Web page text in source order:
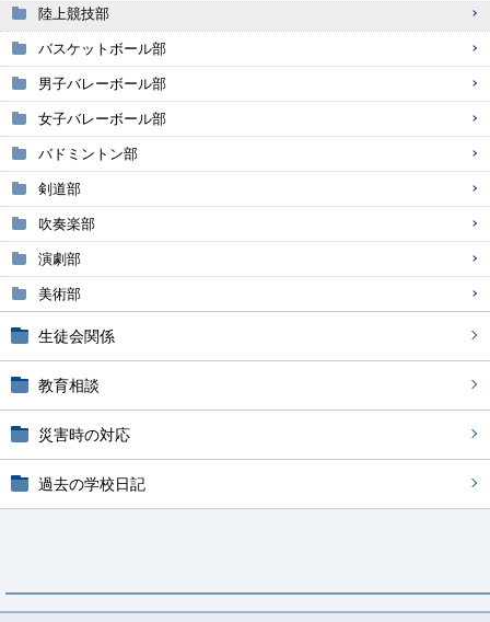
陸上競技部
バスケットボール部
男子バレーボール部
女子バレーボール部
バドミントン部
剣道部
吹奏楽部
演劇部
美術部
生徒会関係
教育相談
災害時の対応
過去の学校日記